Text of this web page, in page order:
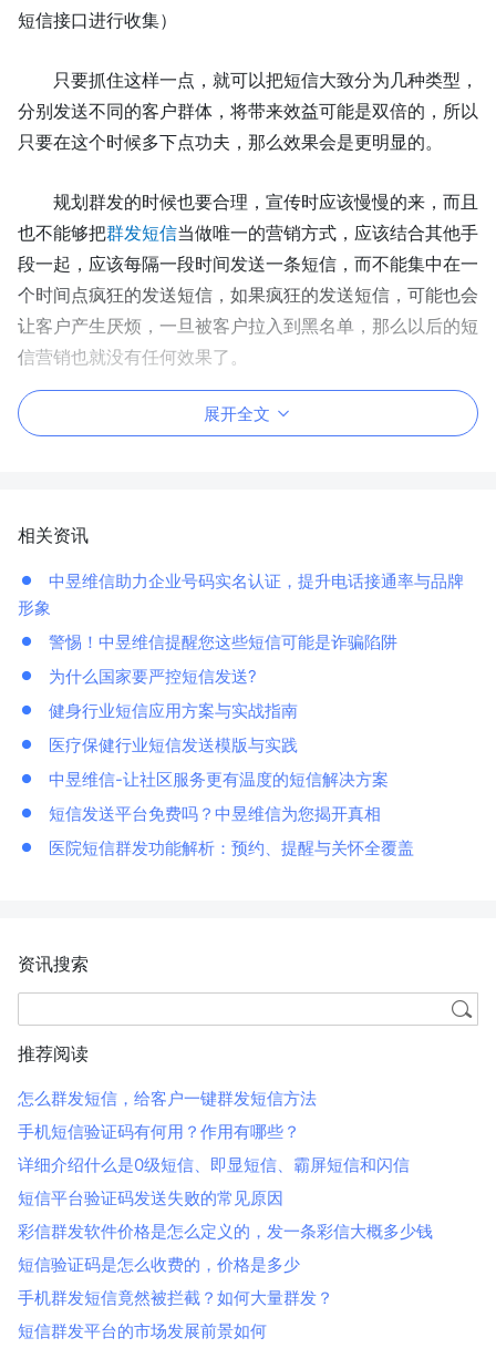
短信接口进行收集）
只要抓住这样一点，就可以把短信大致分为几种类型，
分别发送不同的客户群体，将带来效益可能是双倍的，所以
只要在这个时候多下点功夫，那么效果会是更明显的。
规划群发的时候也要合理，宣传时应该慢慢的来，而且
也不能够把群发短信当做唯一的营销方式，应该结合其他手
段一起，应该每隔一段时间发送一条短信，而不能集中在一
个时间点疯狂的发送短信，如果疯狂的发送短信，可能也会
让客户产生厌烦，一旦被客户拉入到黑名单，那么以后的短
信营销也就没有任何效果了。
展开全文
相关资讯
中昱维信助力企业号码实名认证，提升电话接通率与品牌
形象
警惕！中昱维信提醒您这些短信可能是诈骗陷阱
为什么国家要严控短信发送?
健身行业短信应用方案与实战指南
医疗保健行业短信发送模版与实践
中昱维信-让社区服务更有温度的短信解决方案
短信发送平台免费吗？中昱维信为您揭开真相
医院短信群发功能解析：预约、提醒与关怀全覆盖
资讯搜索
推荐阅读
怎么群发短信，给客户一键群发短信方法
手机短信验证码有何用？作用有哪些？
详细介绍什么是0级短信、即显短信、霸屏短信和闪信
短信平台验证码发送失败的常见原因
彩信群发软件价格是怎么定义的，发一条彩信大概多少钱
短信验证码是怎么收费的，价格是多少
手机群发短信竟然被拦截？如何大量群发？
短信群发平台的市场发展前景如何